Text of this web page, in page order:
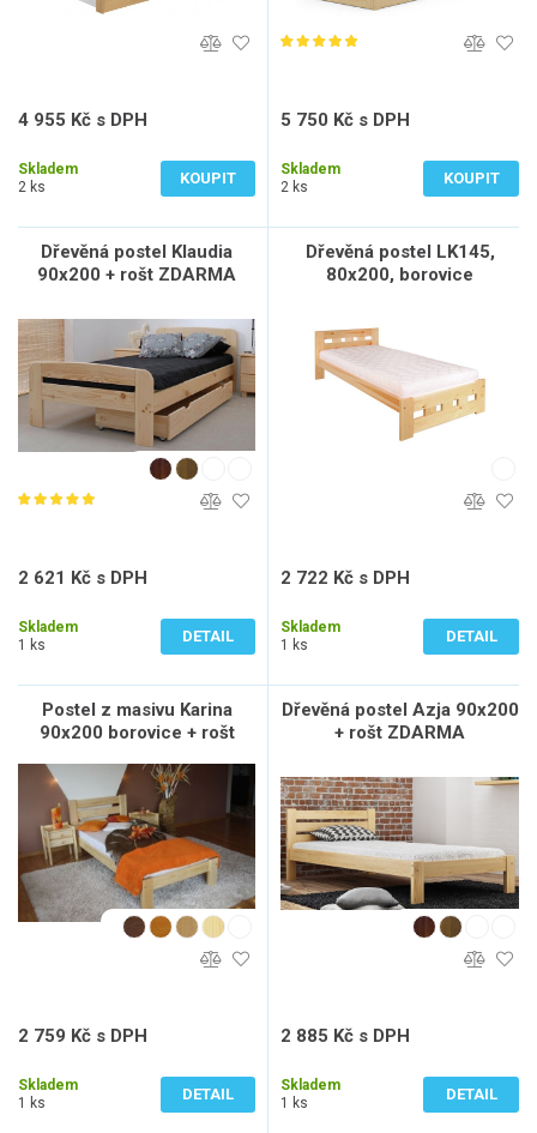
4 955 Kč s DPH
Skladem
2 ks
KOUPIT
5 750 Kč s DPH
Skladem
2 ks
KOUPIT
Dřevěná postel Klaudia
90x200 + rošt ZDARMA
2 621 Kč s DPH
Skladem
1 ks
DETAIL
Dřevěná postel LK145,
80x200, borovice
2 722 Kč s DPH
Skladem
1 ks
DETAIL
Postel z masivu Karina
90x200 borovice + rošt
2 759 Kč s DPH
Skladem
1 ks
DETAIL
Dřevěná postel Azja 90x200
+ rošt ZDARMA
2 885 Kč s DPH
Skladem
1 ks
DETAIL